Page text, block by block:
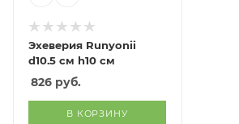
Эхеверия Runyonii
d10.5 см h10 см
826 руб.
В КОРЗИНУ